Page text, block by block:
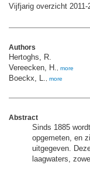
Vijfjarig overzicht 2011-
Authors
Hertoghs, R.
Vereecken, H., more
Boeckx, L., more
Abstract
Sinds 1885
opgemeten, en
uitgegeven.
laagwaters,